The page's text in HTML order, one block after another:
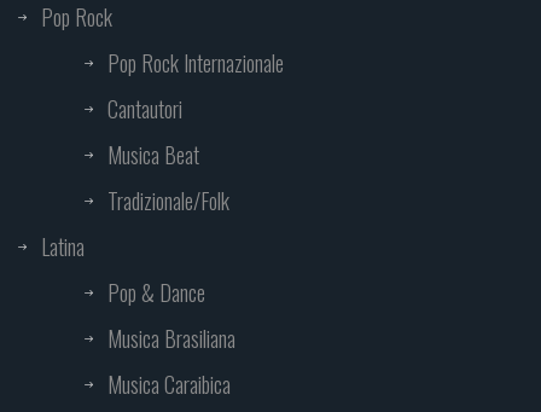
Pop Rock
Pop Rock Internazionale
Cantautori
Musica Beat
Tradizionale/Folk
Latina
Pop & Dance
Musica Brasiliana
Musica Caraibica